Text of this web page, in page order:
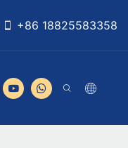
+86 18825583358